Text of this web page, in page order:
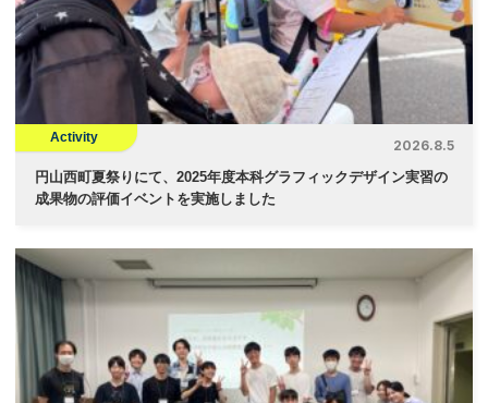
ョ
ン
Activity
2026.8.5
円山西町夏祭りにて、2025年度本科グラフィックデザイン実習の
成果物の評価イベントを実施しました